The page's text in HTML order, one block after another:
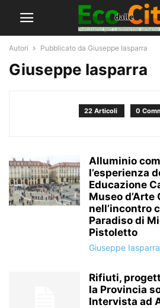
Autori Pubblicato da Giuseppe Iasparra
Giuseppe Iasparra
22 Articoli 0
Alluminio
l’esperienza
Educazione
Museo
nell’incontro
Paradiso di
Pistoletto
Giuseppe Iasparra
Rifiuti,
la Provincia
Intervista ad